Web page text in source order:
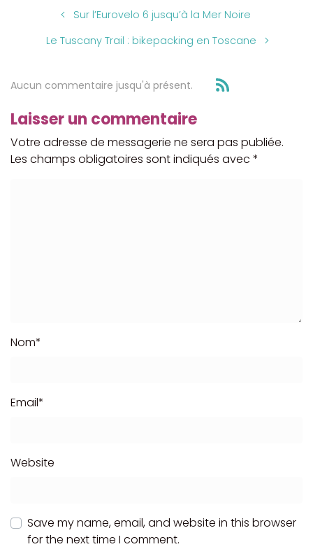
Sur l’Eurovelo 6 jusqu’à la Mer Noire
Le Tuscany Trail : bikepacking en Toscane
Aucun commentaire jusqu'à présent.
Laisser un commentaire
Votre adresse de messagerie ne sera pas publiée.
Les champs obligatoires sont indiqués avec *
Nom*
Email*
Website
Save my name, email, and website in this browser
for the next time I comment.